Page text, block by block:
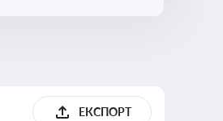
ЕКСПОРТ